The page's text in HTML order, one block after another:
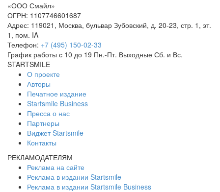
«ООО Смайл»
ОГРН: 1107746601687
Адрес: 119021, Москва, бульвар Зубовский, д. 20-23, стр. 1, эт.
1, пом. IA
Телефон: +7 (495) 150-02-33
График работы с 10 до 19 Пн.-Пт. Выходные Сб. и Вс.
STARTSMILE
О проекте
Авторы
Печатное издание
Startsmile Business
Пресса о нас
Партнеры
Виджет Startsmile
Контакты
РЕКЛАМОДАТЕЛЯМ
Реклама на сайте
Реклама в издании Startsmile
Реклама в издании Startsmile Business